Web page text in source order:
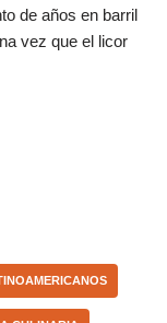
de años en barril
vez que el licor